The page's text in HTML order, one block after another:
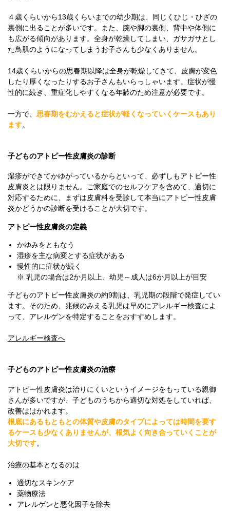
４歳くらいから13歳くらいまでの幼少期は、同じくひじ・ひざの
裏側に出ることが多いです。また、腕や脚の裏側、背中や体側に
も広がる傾向があります。全身が乾燥してしまい、ガサガサとし
た鳥肌のようになってしまうお子さんも少なくありません。
14歳くらいからの思春期以降は全身が乾燥してきて、皮膚が変色
したり厚くなったりするお子さんもいらっしゃいます。症状が慢
性的に続き、重症化しやすくなる年齢のため注意が必要です。
一方で、 思春期をむかえると症状が軽くなっていくケースもあり
ます。
子どものアトピー性皮膚炎の診断
湿疹ができてかゆがっているからといって、必ずしもアトピー性
皮膚炎とは限りません。ご家庭でのセルフケアを含めて、適切に
対応するために、まずは皮膚科を受診して本当にアトピー性皮膚
炎かどうかの診断を受けることが大切です。
アトピー性皮膚炎の定義
かゆみをともなう
湿疹を主な病変とする症状がある
慢性的に症状が続く
※ 乳児の場合は2か月以上、幼児～成人は6か月以上が目安
子どものアトピー性皮膚炎の約9割は、乳児期の段階で発症してい
ます。そのため、兆候のみえる乳児は早めにアレルギー検査によ
って、アレルゲンを特定することをおすすめします。
アレルギー検査へ
子どものアトピー性皮膚炎の治療
アトピー性皮膚炎は治りにくいというイメージをもっている親御
さんが多いですが、子どものうちから適切な対処をしていれば、
改善ははかれます。
根底にあるもともとの体質や皮膚のタイプによっては時間を要す
るケースも少なくありませんが、根気よく向き合っていくことが
大切です。
治療の基本となるのは
適切なスキンケア
薬物療法
アレルゲンと悪化因子を除去